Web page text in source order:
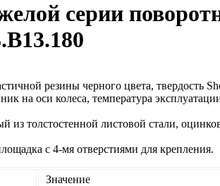
серии
резины черного цвета, твердость
на оси колеса, температура
из толстостенной листовой стали,
с 4-мя отверстиями для крепления.
Значение